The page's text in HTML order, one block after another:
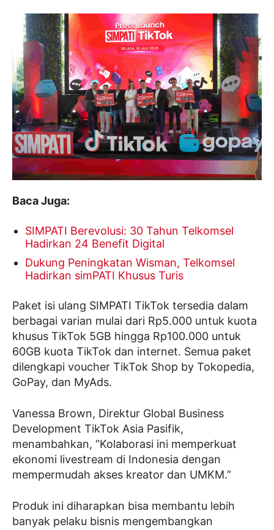
Baca Juga:
SIMPATI Berevolusi: 30 Tahun Telkomsel
Hadirkan 24 Benefit Digital
Dukung Peningkatan Wisman, Telkomsel
Hadirkan simPATI Khusus Turis
Paket isi ulang SIMPATI TikTok tersedia dalam
berbagai varian mulai dari Rp5.000 untuk kuota
khusus TikTok 5GB hingga Rp100.000 untuk
60GB kuota TikTok dan internet. Semua paket
dilengkapi voucher TikTok Shop by Tokopedia,
GoPay, dan MyAds.
Vanessa Brown, Direktur Global Business
Development TikTok Asia Pasifik,
menambahkan, “Kolaborasi ini memperkuat
ekonomi livestream di Indonesia dengan
mempermudah akses kreator dan UMKM.”
Produk ini diharapkan bisa membantu lebih
banyak pelaku bisnis mengembangkan